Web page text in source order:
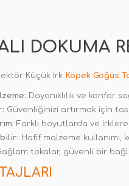
DOKUMA
Küçük Irk Köpek Göğüs
Dayanıklılık ve konfor
Güvenliğinizi artırmak için
Farklı boyutlarda ve
Hafif malzeme
tokalar, güvenli bir